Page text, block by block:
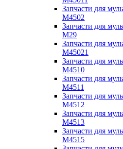
Запчасти для
M4502
Запчасти для
M29
Запчасти для
M45021
Запчасти для
M4510
Запчасти для
M4511
Запчасти для
M4512
Запчасти для
M4513
Запчасти для
M4515